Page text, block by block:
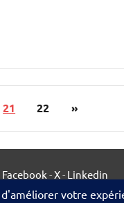
21 22
Articles
»
Facebook -X- Linkedin